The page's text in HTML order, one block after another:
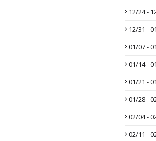
12/24 -
12/31 -
01/07 -
01/14 -
01/21 -
01/28 -
02/04 -
02/11 -